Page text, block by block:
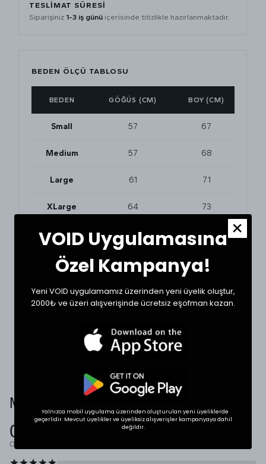
TESLIMAT SÜRESI
Siparişiniz 1-3 iş günü içerisinde titizlikle hazırlanmaktadır.
BEDEN ÖLÇÜ TABLOSU
BEDEN GÖĞÜS (CM) BOY (CM)
Small 57 67
Medium 57 68
Large 61 71
XLarge 64 73
BEDEN VE UYUMLULUK
Tekstil ürünlerinde beden seçimi modellere göre
değişkenlik gösterebilir. En doğru seçim için
dolabınızdaki favori bir ürününüzün ölçülerini alıp
karşılaştırabilirsiniz.
Müşteri Yorumları
0.0
Ortalama Puan
VOID Uygulamasına
Özel Kampanya!
Yeni VOID uygulamamız üzerinden yeni üyelik oluştur,
2000₺ ve üzeri alışverişinde ücretsiz eşofman kazan.
Yalnızca mobil uygulama üzerinden oluşturulan yeni üyeliklerde
geçerlidir. Mevcut üyelikler ve üyeliksiz alışverişler kampanyaya dahil
değildir.